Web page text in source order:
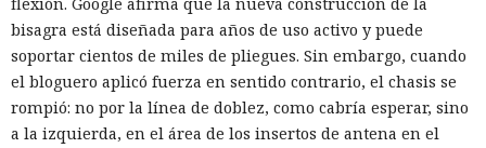
flexión. Google afirma que la nueva construcción de la
bisagra está diseñada para años de uso activo y puede
soportar cientos de miles de pliegues. Sin embargo, cuando
el bloguero aplicó fuerza en sentido contrario, el chasis se
rompió: no por la línea de doblez, como cabría esperar, sino
a la izquierda, en el área de los insertos de antena en el